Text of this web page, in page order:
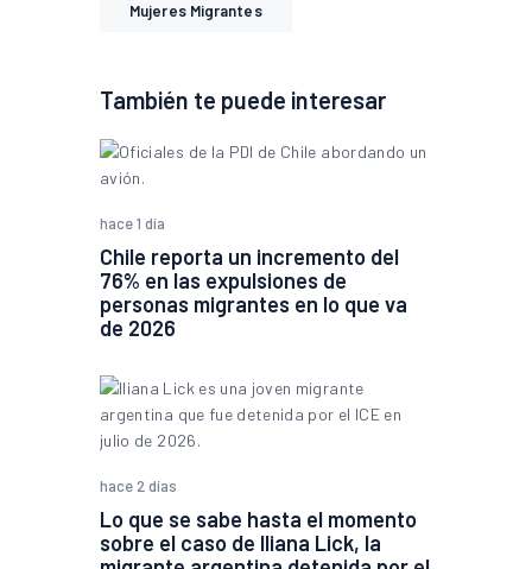
Mujeres Migrantes
También te puede interesar
hace 1 día
Chile reporta un incremento del
76% en las expulsiones de
personas migrantes en lo que va
de 2026
hace 2 días
Lo que se sabe hasta el momento
sobre el caso de Iliana Lick, la